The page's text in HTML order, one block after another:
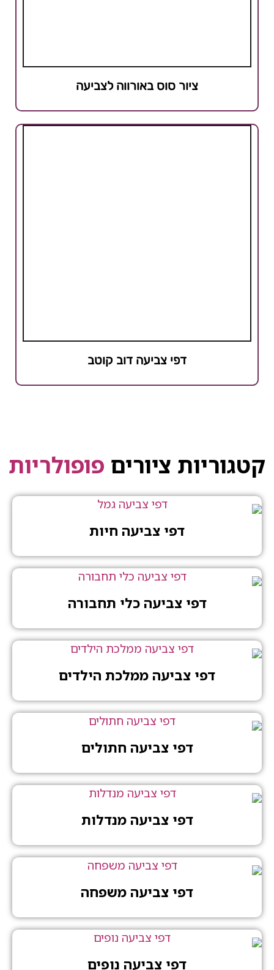
ציור סוס באורווה לצביעה
דפי צביעה דוב קוטב
ציוריםפופולריות
דפי צביעה חיות
דפי צביעה כלי תחבורה
דפי צביעה ממלכת הילדים
דפי צביעה חתולים
דפי צביעה מנדלות
דפי צביעה משפחה
דפי צביעה נופים